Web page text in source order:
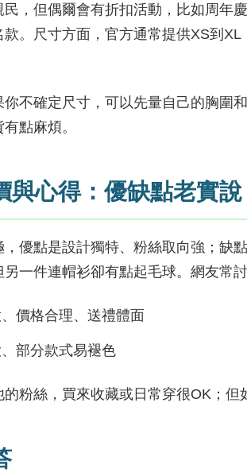
，但偶爾會有折扣活動，比如周年
。尺寸方面，官方通常提供XS到
不確定尺寸，可以先量自己的胸圍
點麻煩。
與心得：優缺點老實說
優點是設計獨特、粉絲取向強；缺
一件連帽衫卻有點起毛球。網友常
價格合理、送禮體面
部分款式易褪色
粉絲，買來收藏或日常穿很OK；但